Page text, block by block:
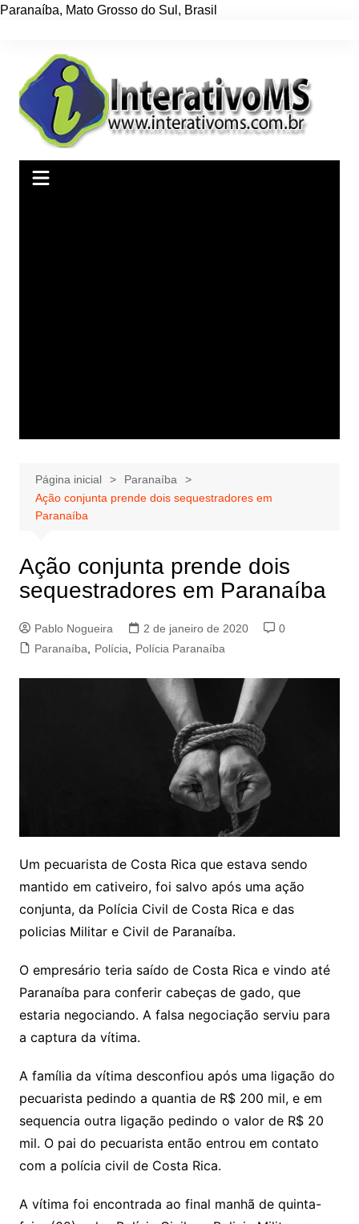
Paranaíba, Mato Grosso do Sul , Brasil
conteúdo
Página inicial
Paranaíba
Ação conjunta prende dois sequestradores em
Paranaíba
Ação conjunta prende dois
sequestradores em Paranaíba
Pablo Nogueira 2 de janeiro de 2020
0
Paranaíba
Polícia Polícia Paranaíba
Um pecuarista de Costa Rica que estava sendo
mantido em cativeiro, foi salvo após uma ação
conjunta, da Polícia Civil de Costa Rica e das
policias Militar e Civil de Paranaíba.
O empresário teria saído de Costa Rica e vindo até
Paranaíba para conferir cabeças de gado, que
estaria negociando. A falsa negociação serviu para
a captura da vítima.
A família da vítima desconfiou após uma ligação do
pecuarista pedindo a quantia de R$ 200 mil, e em
sequencia outra ligação pedindo o valor de R$ 20
mil. O pai do pecuarista então entrou em contato
com a polícia civil de Costa Rica.
A vítima foi encontrada ao final manhã de quinta-